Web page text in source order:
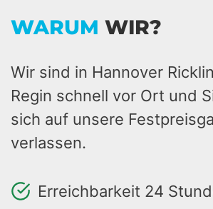
WARUM WIR?
Wir sind in Hannover
Regin schnell vor Ort und
sich auf unsere
verlassen.
Erreichbarkeit 24